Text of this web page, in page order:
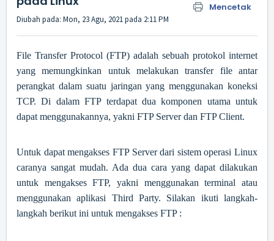
Mencetak
Diubah pada: Mon, 23 Agu, 2021 pada 2:11 PM
File Transfer Protocol (FTP) adalah sebuah protokol internet
yang memungkinkan untuk melakukan transfer file antar
perangkat dalam suatu jaringan yang menggunakan koneksi
TCP. Di dalam FTP terdapat dua komponen utama untuk
dapat menggunakannya, yakni FTP Server dan FTP Client.
Untuk dapat mengakses FTP Server dari sistem operasi Linux
caranya sangat mudah. Ada dua cara yang dapat dilakukan
untuk mengakses FTP, yakni menggunakan terminal atau
menggunakan aplikasi Third Party. Silakan ikuti langkah-
langkah berikut ini untuk mengakses FTP :